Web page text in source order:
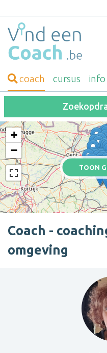
coach cursus info
TOON
+
−
Coach -
omgeving